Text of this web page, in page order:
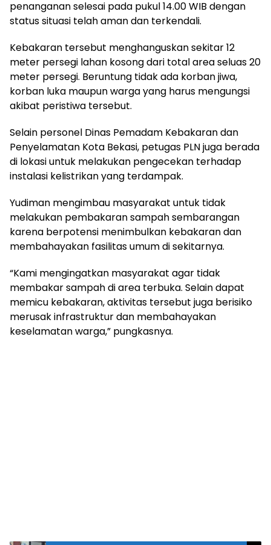
penanganan selesai pada pukul 14.00 WIB dengan
status situasi telah aman dan terkendali.
Kebakaran tersebut menghanguskan sekitar 12
meter persegi lahan kosong dari total area seluas 20
meter persegi. Beruntung tidak ada korban jiwa,
korban luka maupun warga yang harus mengungsi
akibat peristiwa tersebut.
Selain personel Dinas Pemadam Kebakaran dan
Penyelamatan Kota Bekasi, petugas PLN juga berada
di lokasi untuk melakukan pengecekan terhadap
instalasi kelistrikan yang terdampak.
Yudiman mengimbau masyarakat untuk tidak
melakukan pembakaran sampah sembarangan
karena berpotensi menimbulkan kebakaran dan
membahayakan fasilitas umum di sekitarnya.
“Kami mengingatkan masyarakat agar tidak
membakar sampah di area terbuka. Selain dapat
memicu kebakaran, aktivitas tersebut juga berisiko
merusak infrastruktur dan membahayakan
keselamatan warga,” pungkasnya.